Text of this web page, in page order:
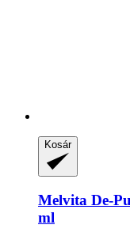
Kosár
Melvita De-​
ml